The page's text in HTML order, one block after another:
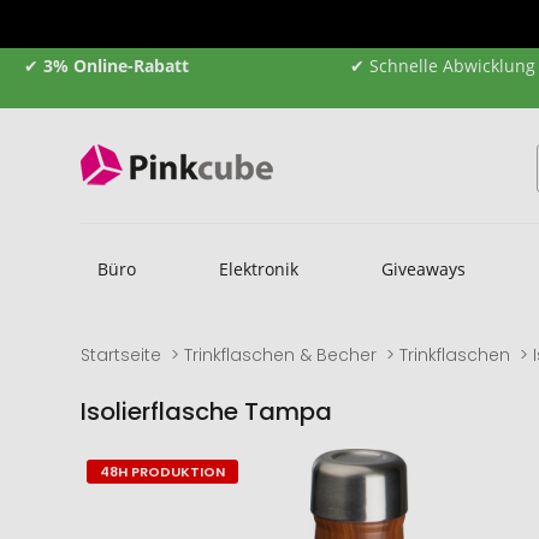
✔ 3% Online-Rabatt ✔ Schnelle Abwicklung
Büro Elektronik Giveaways
Startseite Trinkflaschen & Becher Trinkflaschen
Isolierflasche Tampa
Zum
Ende
Zum
Anfang
48H PRODUKTION